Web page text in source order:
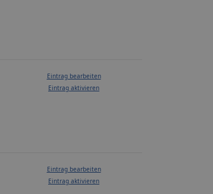
Eintrag bearbeiten
Eintrag aktivieren
Eintrag bearbeiten
Eintrag aktivieren